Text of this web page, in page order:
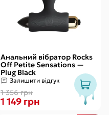
Анальний вібратор Rocks
Off Petite Sensations —
Plug Black
Залишити відгук
1 356 грн
1 149 грн